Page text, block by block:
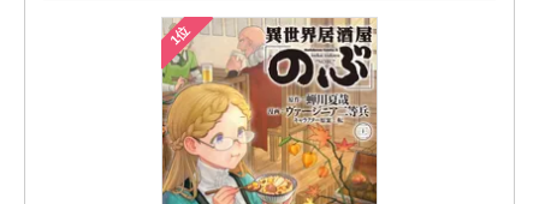
1位